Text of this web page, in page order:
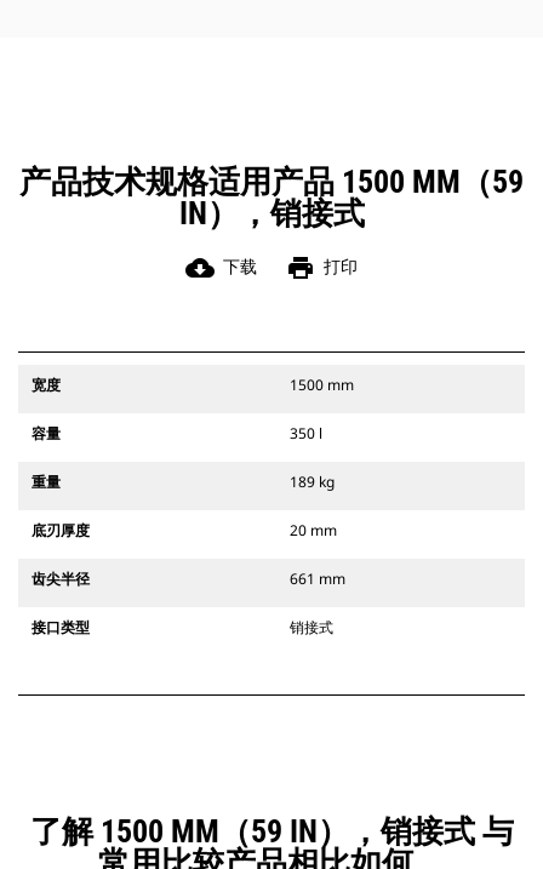
产品技术规格适用产品 1500 MM（59
IN），销接式
cloud_download 下载 print 打印
宽度 1500 mm
容量 350 l
重量 189 kg
底刃厚度 20 mm
齿尖半径 661 mm
接口类型 销接式
了解 1500 MM（59 IN），销接式 与